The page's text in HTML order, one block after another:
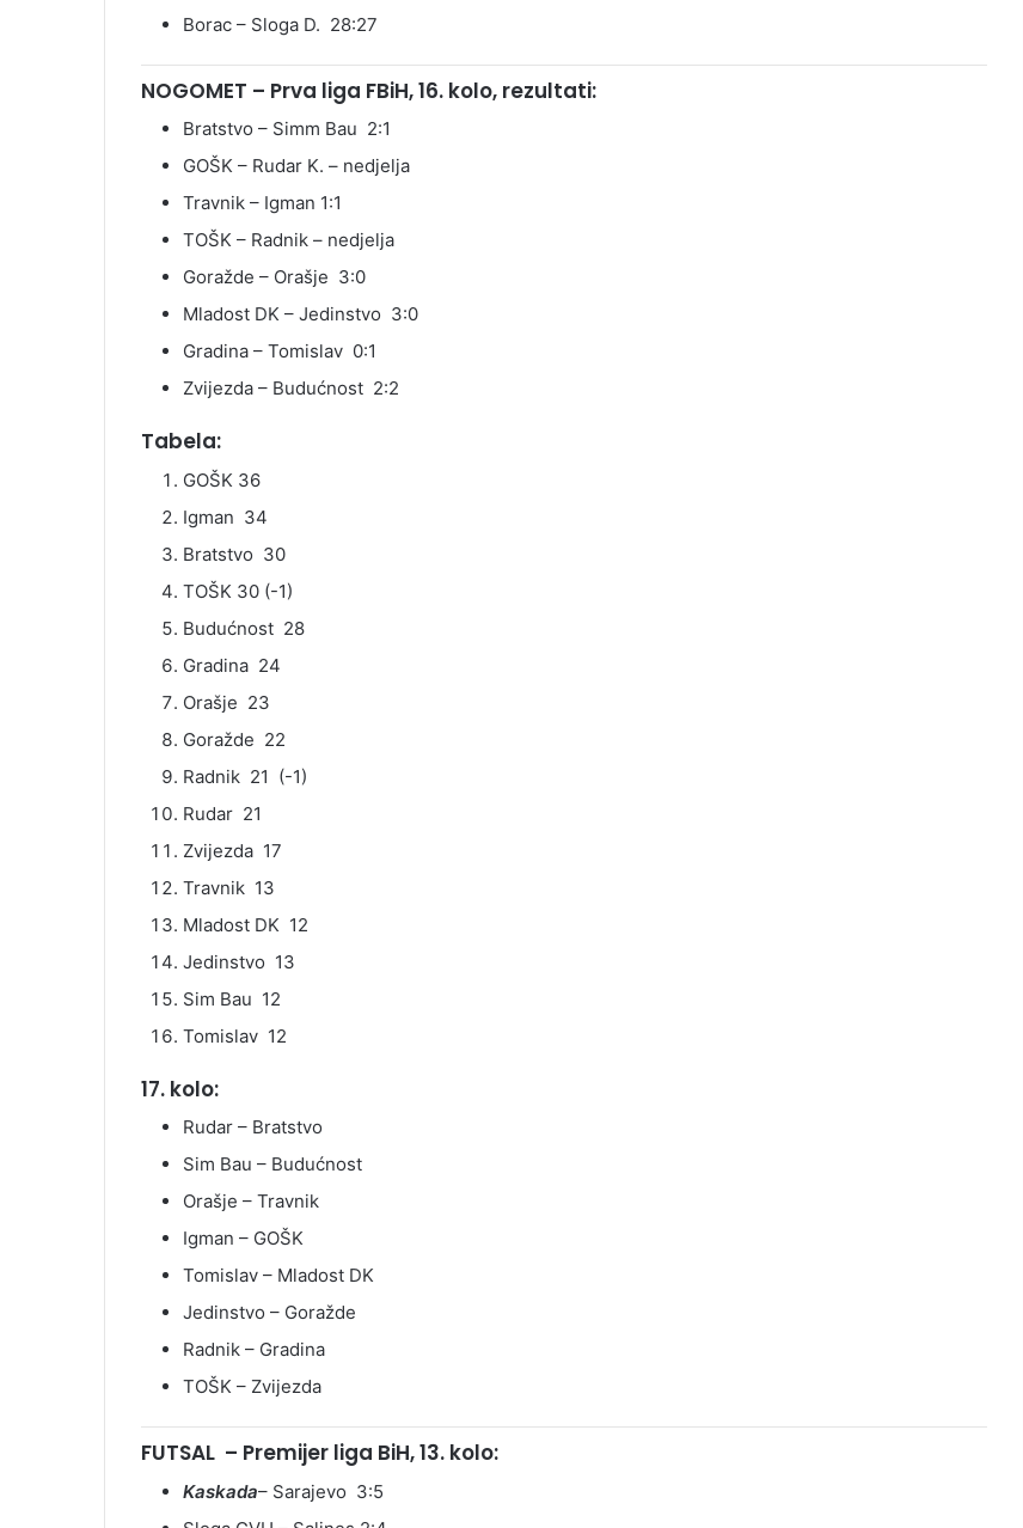
Borac – Sloga D. 28:27
NOGOMET – Prva liga FBiH, 16. kolo, rezultati:
Bratstvo – Simm Bau 2:1
GOŠK – Rudar K. – nedjelja
Travnik – Igman 1:1
TOŠK – Radnik – nedjelja
Goražde – Orašje 3:0
Mladost DK – Jedinstvo 3:0
Gradina – Tomislav 0:1
Zvijezda – Budućnost 2:2
Tabela:
GOŠK 36
Igman 34
Bratstvo 30
TOŠK 30 (-1)
Budućnost 28
Gradina 24
Orašje 23
Goražde 22
Radnik 21 (-1)
Rudar 21
Zvijezda 17
Travnik 13
Mladost DK 12
Jedinstvo 13
Sim Bau 12
Tomislav 12
17. kolo:
Rudar – Bratstvo
Sim Bau – Budućnost
Orašje – Travnik
Igman – GOŠK
Tomislav – Mladost DK
Jedinstvo – Goražde
Radnik – Gradina
TOŠK – Zvijezda
FUTSAL – Premijer liga BiH, 13. kolo:
Kaskada– Sarajevo 3:5